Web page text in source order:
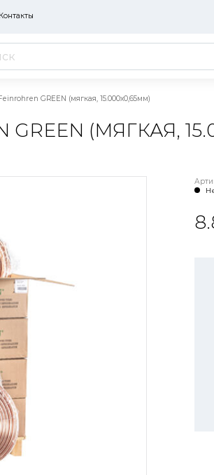
Контакты
GREEN (мягкая, 15.000х0,65мм)
GREEN (МЯГКАЯ,